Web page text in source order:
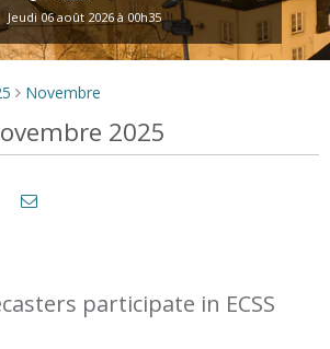
Jeudi 06 août 2026 à 00h35
> Novembre
2025
participate in ECSS